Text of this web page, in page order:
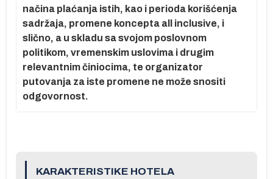
načina plaćanja istih, kao i perioda korišćenja
sadržaja, promene koncepta all inclusive, i
slično, a u skladu sa svojom poslovnom
politikom, vremenskim uslovima i drugim
relevantnim činiocima, te organizator
putovanja za iste promene ne može snositi
odgovornost.
KARAKTERISTIKE HOTELA